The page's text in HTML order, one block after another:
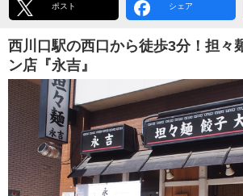
ポスト シェア
西川口駅の西口から徒歩3分！担々
ン店『永吉』